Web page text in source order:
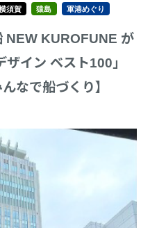
須賀 猿島 軍港めぐり
NEW KUROFUNE が
ザイン ベスト100」
なで船づくり】